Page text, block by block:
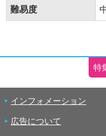
難易度
特
インフォメーション
広告について